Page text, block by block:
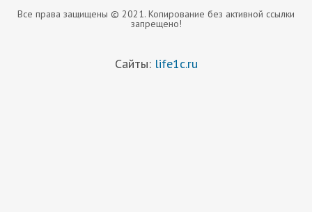
Все права защищены © 2021. Копирование без активной ссылки
запрещено!
Сайты: life1c.ru